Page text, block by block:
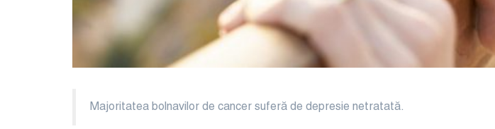
Majoritatea bolnavilor de cancer suferă de depresie netratată.